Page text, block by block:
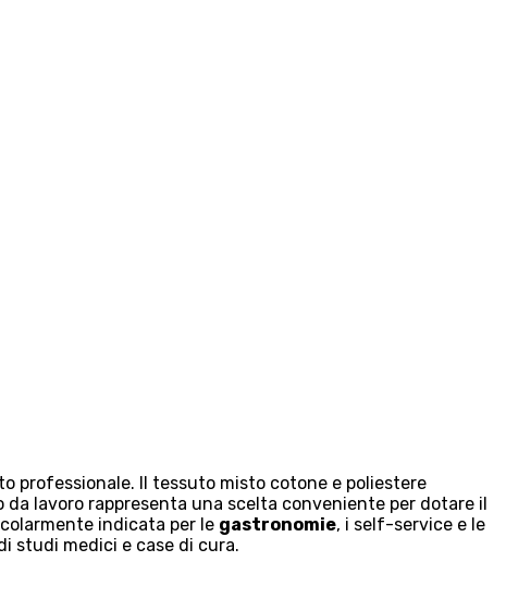
professionale. Il tessuto misto cotone e poliestere
lavoro rappresenta una scelta conveniente per dotare il
indicata per le gastronomie, i self-service e le
studi medici e case di cura.